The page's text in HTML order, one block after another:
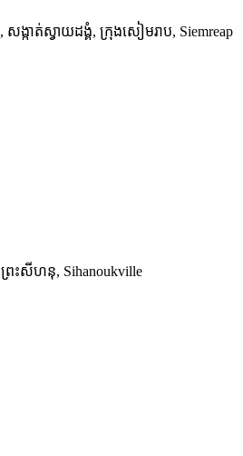
ង្កាត់ស្វាយដង្គំ, ក្រុងសៀមរាប, Siemreap
ព្រះសីហនុ, Sihanoukville